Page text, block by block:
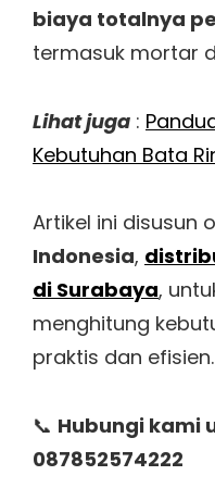
biaya totalnya
termasuk mortar
Lihat juga :
Kebutuhan Bata
Artikel ini disusun
Indonesia,
di Surabaya,
menghitung
praktis dan efisien.
📞 Hubungi kami
087852574222